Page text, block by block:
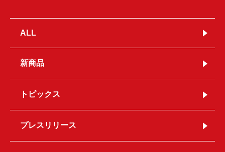
ALL
新商品
トピックス
プレスリリース